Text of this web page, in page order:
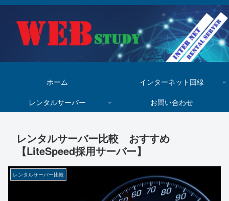
ホーム
インターネット回線
レンタルサーバー
お問い合わせ
レンタルサーバー比較 おすすめ
【LiteSpeed採用サーバー】
レンタルサーバー比較